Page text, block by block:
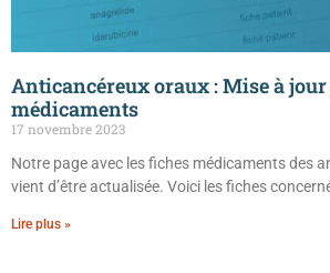
Anticancéreux oraux : Mise à jour
médicaments
17 novembre 2023
Notre page avec les fiches médicaments des
vient d’être actualisée. Voici les fiches
Lire plus »